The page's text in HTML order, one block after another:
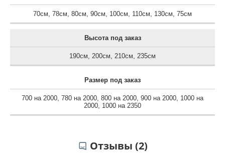
70см, 78см, 80см, 90см, 100см, 110см, 130см, 75см
Высота под заказ
190см, 200см, 210см, 235см
Размер под заказ
700 на 2000, 780 на 2000, 800 на 2000, 900 на 2000, 1000 на
2000, 1000 на 2350
Отзывы (2)